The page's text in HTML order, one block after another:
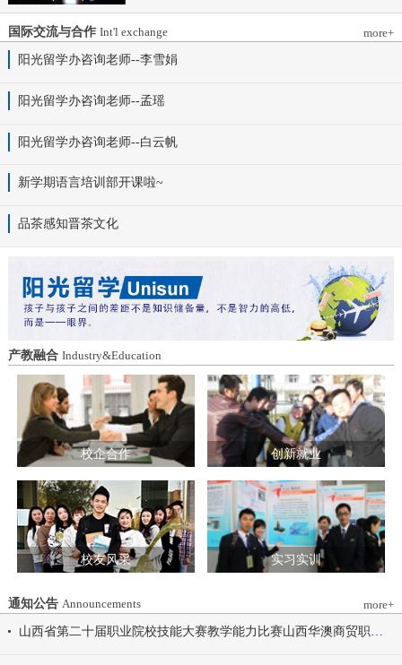
紧随其后，校旗方阵、彩旗方阵依次行
进，彩旗猎猎映晴空，灵动的步伐与明媚
景。全场师生肃立，升国旗、奏唱国歌。
冉冉升起，全体师生行注目礼，目光坚
时代华章。 学院院长白峰致开幕词，
动会是学院践行“健康第一”教育理念、推
动会为契机，涵养健康体魄、锤炼坚韧意
志，将赛场上的拼搏精神、协作意识转化
为学习工作的强大动力，凝心聚力、笃行
不怠，共同书写华澳学院高质量发展的崭
新篇章。 本届开幕式以“逐梦 健康 奋进
感恩”为脉络，献上四场精彩展演。 健康
同行，雅韵律动 优雅交谊舞翩跹起舞，
舞步轻盈、配合默契，在旋转与迈步间绽
放自信从容的青春风采。 感恩于心，团
结奋进 歌舞表演温暖有力，音符与舞步
传递同心同行的信念，凝聚团结力量，共
赴赛场追梦之旅。 学院党委书记刘国垠
宣布山西华澳商贸职业学院2026年春季田
径运动会正式开始！
院长白峰主持。签约仪式现场气氛庄重而
热烈。 山西省财政税务专科学校党委副
本情况以及党建和思政工作方面的做法进
工作向“有效覆盖”“全面提质”提出几点建
议：一要筑牢组织根基。以党建标准化、
组织生活联过等方式，筑牢学校事业发展
源共享机制，共同开发实践教学基地，打
造特色育人载体。三要强化队伍建设。通
过挂职帮带、专题培训、观摩交流等形
式，培育政治强、业务精、作风正的党务
和思政工作队伍。四要推动深度融合。把
结对共建融入专业建设、科研创新、人才
培养、社会服务全过程，让党建引领下的
校际合作，既赋能民办高校规范发展，也
助力公办高校拓展育人维度。 在共同见
证下，三方校领导签署了《党建和思想政
治工作结对共建协议书》。 此次签约不
仅为党建和思想政治工作搭建起常态化、
制度化的交流平台，更为三方在更广领
域、更深层次的合作奠定了坚实基础。相
关责任部门将主动对接、深化交流，推动
共建内容落地见效，共同谱写公办民办高
校协同发展的新篇章。
国际交流与合作 Int'l exchange
more+
阳光留学办咨询老师--李雪娟
阳光留学办咨询老师--孟瑶
阳光留学办咨询老师--白云帆
新学期语言培训部开课啦~
品茶感知晋茶文化
产教融合 Industry&Education
校企合作 创新就业
校友风采 实习实训
通知公告 Announcements
more+
山西省第二十届职业院校技能大赛教学能力比赛山西华澳商贸职业学院参赛团队信息公示